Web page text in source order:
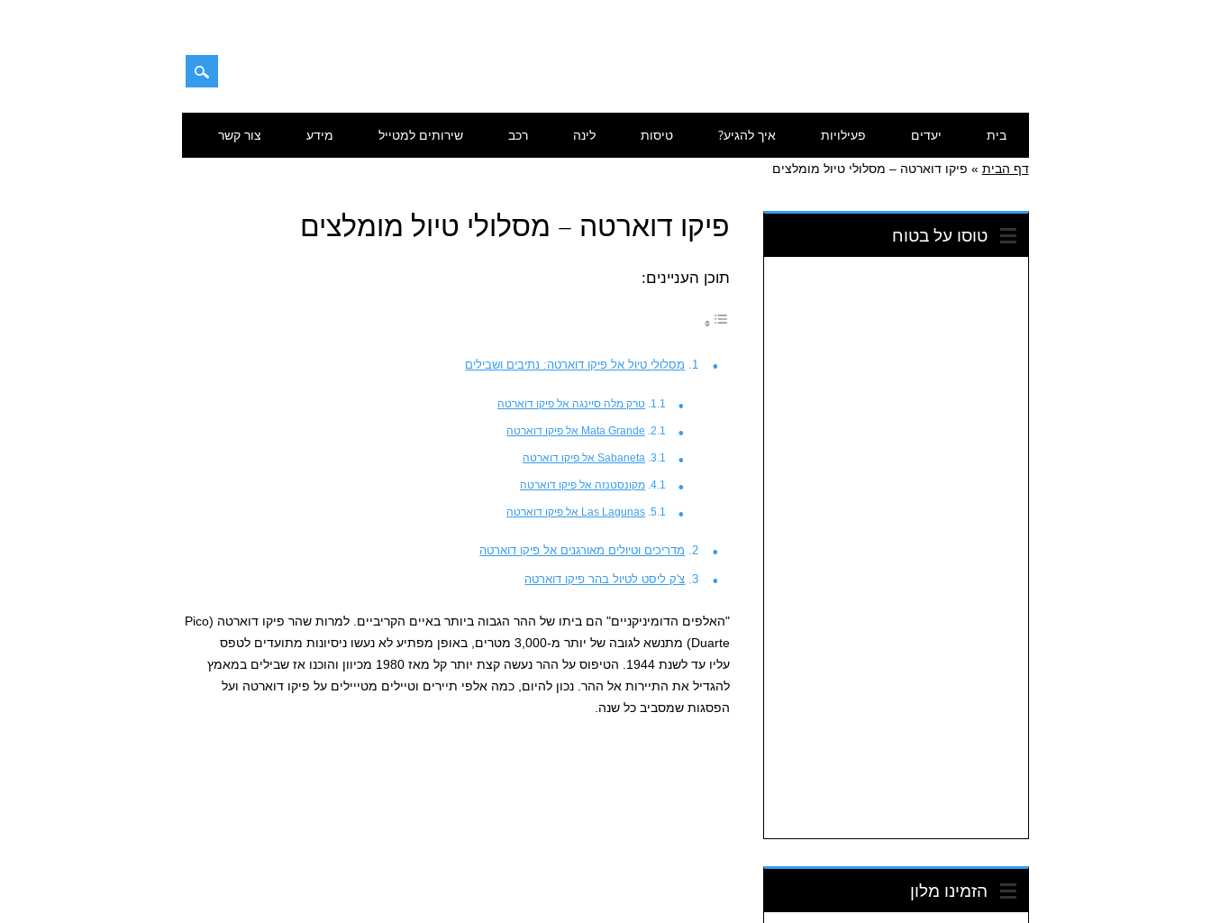
לתוכן
בית יעדים פעילויות איך להגיע? טיסות לינה רכב שירותים למטייל מידע צור קשר
דף הבית » פיקו דוארטה – מסלולי טיול מומלצים
פיקו דוארטה – מסלולי טיול מומלצים
תוכן העניינים:
מסלולי טיול אל פיקו דוארטה: נתיבים ושבילים
טרק מלה סיינגה אל פיקו דוארטה
Mata Grande אל פיקו דוארטה
Sabaneta אל פיקו דוארטה
מקונסטנזה אל פיקו דוארטה
Las Lagunas אל פיקו דוארטה
מדריכים וטיולים מאורגנים אל פיקו דוארטה
צ'ק ליסט לטיול בהר פיקו דוארטה
"האלפים הדומיניקניים" הם ביתו של ההר הגבוה ביותר באיים הקריביים. למרות שהר פיקו דוארטה (Pico
Duarte) מתנשא לגובה של יותר מ-3,000 מטרים, באופן מפתיע לא נעשו ניסיונות מתועדים לטפס
עליו עד לשנת 1944. הטיפוס על ההר נעשה קצת יותר קל מאז 1980 מכיוון והוכנו אז שבילים במאמץ
להגדיל את התיירות אל ההר. נכון להיום, כמה אלפי תיירים וטיילים מטייילים על פיקו דוארטה ועל
הפסגות שמסביב כל שנה.
טוסו על בטוח
הזמינו מלון